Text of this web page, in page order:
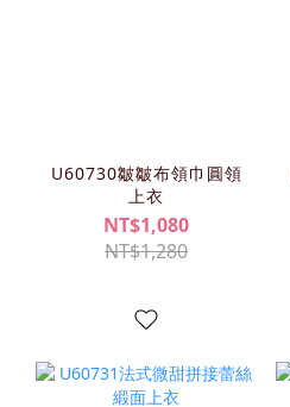
U60730皺皺布領巾圓領
上衣
NT$1,080
NT$1,280